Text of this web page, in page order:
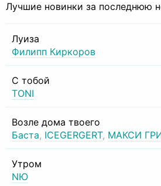
Лучшие новинки за последнюю
Луиза
Филипп Киркоров
С тобой
TONI
Возле дома твоего
Баста, ICEGERGERT, МАКСИ
Утром
NЮ